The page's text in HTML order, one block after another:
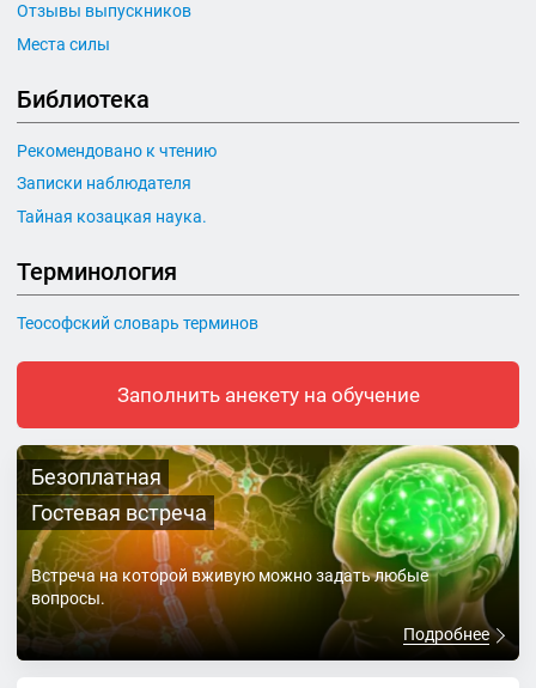
Отзывы выпускников
Места силы
Библиотека
Рекомендовано к чтению
Записки наблюдателя
Тайная козацкая наука.
Терминология
Теософский словарь терминов
Заполнить анекету на обучение
Безоплатная
Гостевая встреча
Встреча на которой вживую можно задать любые
вопросы.
Подробнее